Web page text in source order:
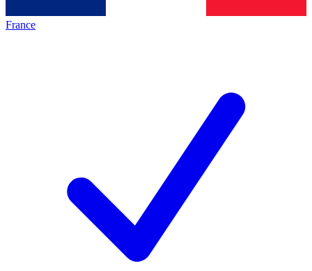
France